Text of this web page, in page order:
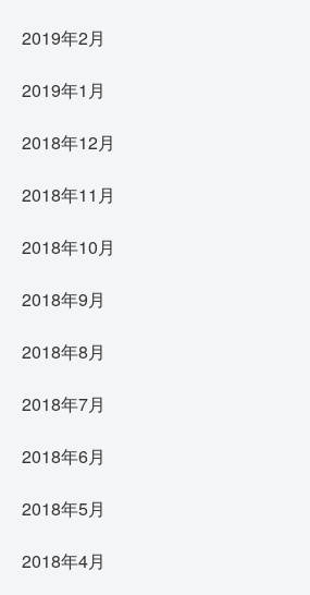
2019年2月
2019年1月
2018年12月
2018年11月
2018年10月
2018年9月
2018年8月
2018年7月
2018年6月
2018年5月
2018年4月